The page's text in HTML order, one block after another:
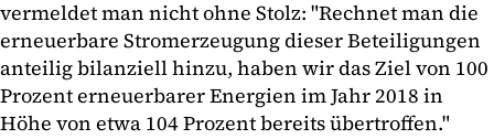
vermeldet man nicht ohne Stolz: "Rechnet man die
erneuerbare Stromerzeugung dieser Beteiligungen
anteilig bilanziell hinzu, haben wir das Ziel von 100
Prozent erneuerbarer Energien im Jahr 2018 in
Höhe von etwa 104 Prozent bereits übertroffen."